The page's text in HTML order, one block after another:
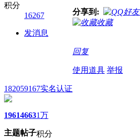
积分
16267
发消息
分享到:
收藏
回复
使用道具 举报
182059167实名认证
1961
主题
4663
帖子
1万
积分